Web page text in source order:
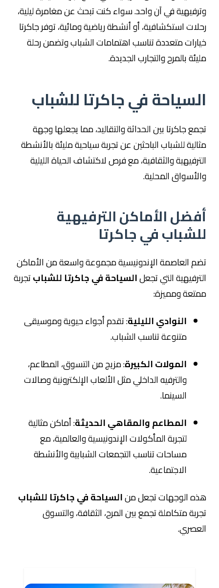
وترفيهية في آن واحد. سواء كنت تبحث عن مغامرة ليلية،
رحلات استكشافية، أو أنشطة رياضية ومائية، توفر جاكرتا
خيارات متعددة تناسب اهتمامات الشباب وتضمن رحلة
مليئة بالمرح والتجارب الجديدة.
السياحة في جاكرتا للشباب
تجمع جاكرتا بين الحداثة والتقاليد، مما يجعلها وجهة
مثالية للشباب الباحثين عن تجربة سياحية مليئة بالأنشطة
الترفيهية والثقافية، مع فرص لاكتشاف الحياة الليلية
والأسواق المحلية.
أفضل الأماكن الترفيهية
للشباب في جاكرتا
تضم العاصمة الإندونيسية مجموعة واسعة من الأماكن
الترفيهية التي تجعلالسياحة في جاكرتا للشبابتجربة
ممتعة ومميزة:
النوادي الليلية: تقدم أجواء حيوية وموسيقى
متنوعة تناسب الشباب.
المولات الكبيرة: مزيج من التسوق، المطاعم،
والترفيه الداخلي مثل الألعاب الإلكترونية وصالات
السينما.
المطاعم والمقاهي الحديثة: أماكن مثالية
لتجربة المأكولات الإندونيسية والعالمية، مع
مساحات تناسب التجمعات الشبابية والأنشطة
الاجتماعية.
هذه الوجهات تجعل منالسياحة في جاكرتا للشباب
تجربة متكاملة تجمع بين المرح، الثقافة، والتسوق
العصري.